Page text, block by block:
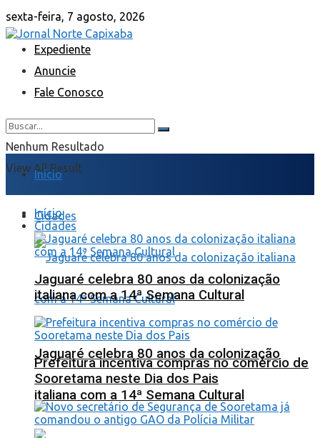
sexta-feira, 7 agosto, 2026
Expediente
Anuncie
Fale Conosco
Nenhum Resultado
View All Result
Início
Cidades
Jaguaré celebra 80 anos da colonização
italiana com a 14ª Semana Cultural
Início
Cidades
Jaguaré celebra 80 anos da colonização
italiana com a 14ª Semana Cultural
Prefeitura incentiva compras no comércio de
Sooretama neste Dia dos Pais